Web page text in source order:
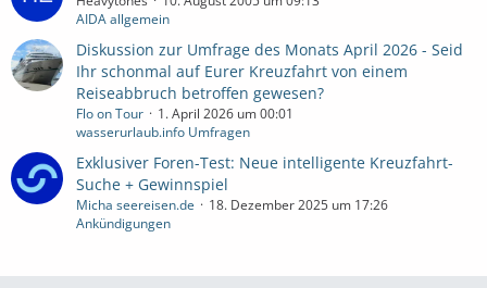
AIDA allgemein
Diskussion zur Umfrage des Monats April 2026 - Seid
Ihr schonmal auf Eurer Kreuzfahrt von einem
Reiseabbruch betroffen gewesen?
Flo on Tour
1. April 2026 um 00:01
wasserurlaub.info Umfragen
Exklusiver Foren-Test: Neue intelligente Kreuzfahrt-
Suche + Gewinnspiel
Micha seereisen.de
18. Dezember 2025 um 17:26
Ankündigungen